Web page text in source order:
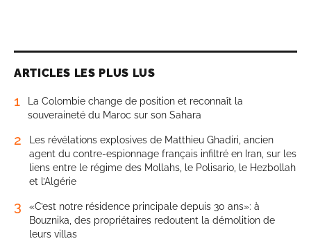
ARTICLES LES PLUS LUS
1
La Colombie change de position et reconnaît la
souveraineté du Maroc sur son Sahara
2
Les révélations explosives de Matthieu Ghadiri, ancien
agent du contre-espionnage français infiltré en Iran, sur les
liens entre le régime des Mollahs, le Polisario, le Hezbollah
et l’Algérie
3
«C’est notre résidence principale depuis 30 ans»: à
Bouznika, des propriétaires redoutent la démolition de
leurs villas